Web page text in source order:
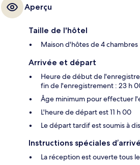
Aperçu
Taille de l'hôtel
Maison d'hôtes de 4 chambres
Arrivée et départ
Heure de début de
fin de l'enregistrement : 23 h
Âge minimum pour effectuer
L'heure de départ est 11 h 00
Le départ tardif est soumis à
Instructions spéciales
La réception est ouverte tous